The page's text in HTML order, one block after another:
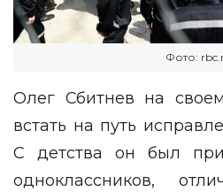
Фото:
Олег Сбитнев на
встать на путь
С детства он был
одноклассников,